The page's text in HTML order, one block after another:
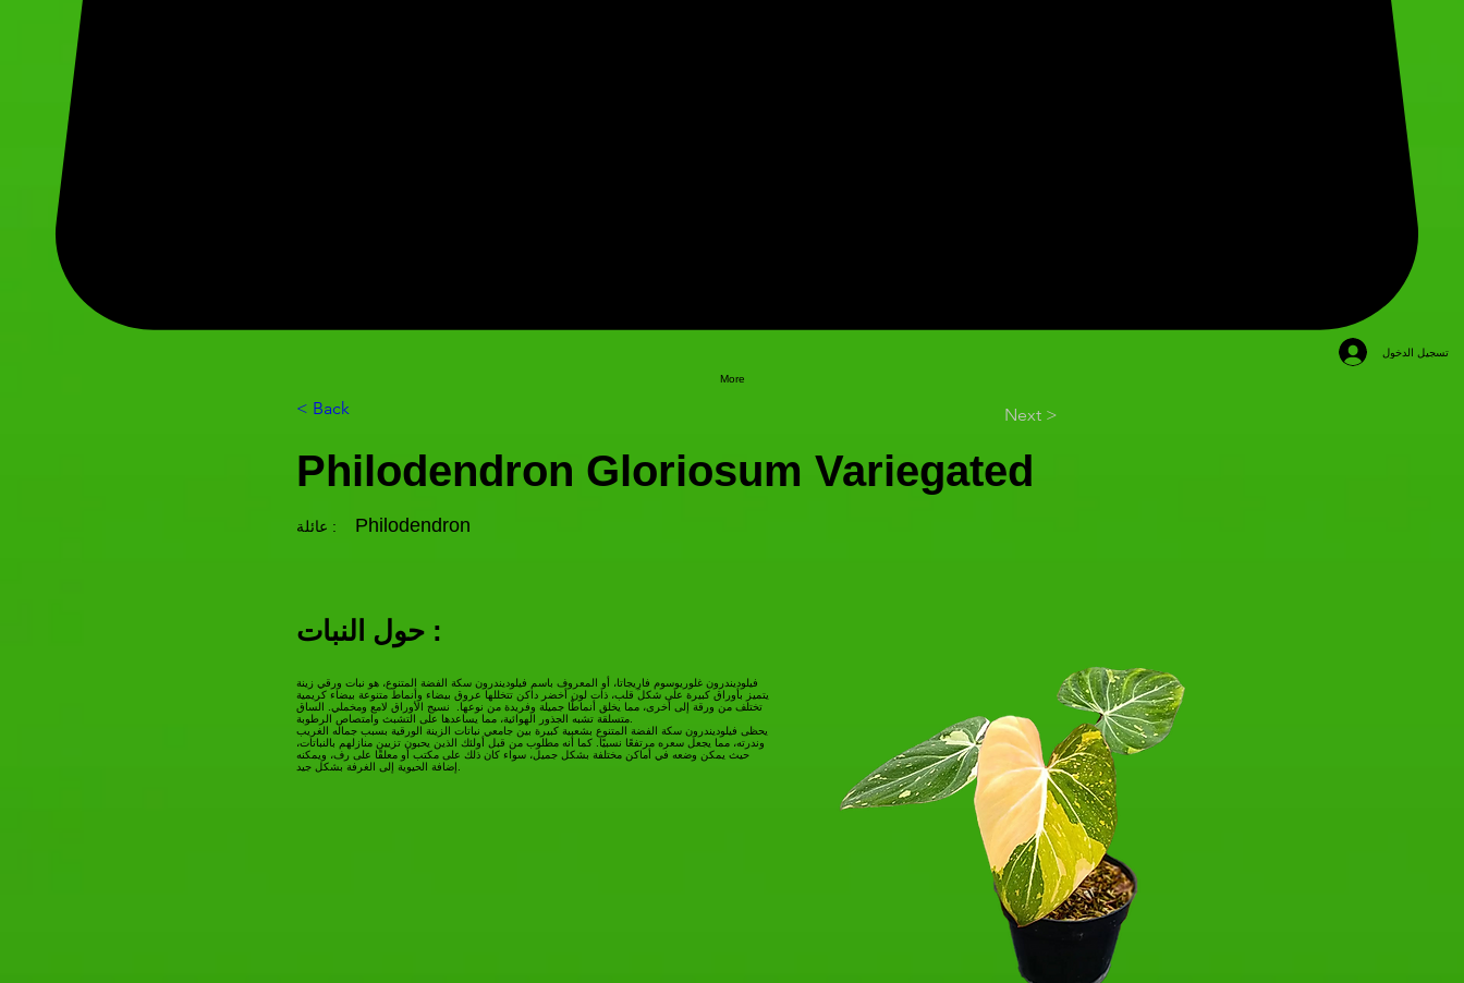
تسجيل الدخول
More
< Back Next >
Philodendron Gloriosum Variegated
عائلة : Philodendron
حول النبات :
فيلوديندرون غلوريوسوم فارِيجاتا، أو المعروف باسم فيلوديندرون سكة الفضة المتنوع، هو نبات ورقي زينة
يتميز بأوراق كبيرة على شكل قلب، ذات لون أخضر داكن تتخللها عروق بيضاء وأنماط متنوعة بيضاء كريمية
تختلف من ورقة إلى أخرى، مما يخلق أنماطًا جميلة وفريدة من نوعها. نسيج الأوراق لامع ومخملي. الساق
متسلقة تشبه الجذور الهوائية، مما يساعدها على التشبث وامتصاص الرطوبة.
يحظى فيلوديندرون سكة الفضة المتنوع بشعبية كبيرة بين جامعي نباتات الزينة الورقية بسبب جماله الغريب
وندرته، مما يجعل سعره مرتفعًا نسبيًا. كما أنه مطلوب من قبل أولئك الذين يحبون تزيين منازلهم بالنباتات،
حيث يمكن وضعه في أماكن مختلفة بشكل جميل، سواء كان ذلك على مكتب أو معلقًا على رف، ويمكنه
إضافة الحيوية إلى الغرفة بشكل جيد.